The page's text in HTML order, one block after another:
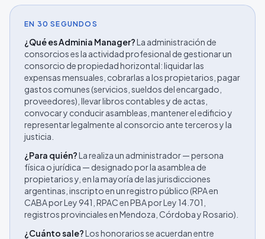
EN 30 SEGUNDOS
¿Qué es Adminia Manager?La administración de
consorcios es la actividad profesional de gestionar un
consorcio de propiedad horizontal: liquidar las
expensas mensuales, cobrarlas a los propietarios, pagar
gastos comunes (servicios, sueldos del encargado,
proveedores), llevar libros contables y de actas,
convocar y conducir asambleas, mantener el edificio y
representar legalmente al consorcio ante terceros y la
justicia.
¿Para quién?La realiza un administrador — persona
física o jurídica — designado por la asamblea de
propietarios y, en la mayoría de las jurisdicciones
argentinas, inscripto en un registro público (RPA en
CABA por Ley 941, RPAC en PBA por Ley 14.701,
registros provinciales en Mendoza, Córdoba y Rosario).
¿Cuánto sale?Los honorarios se acuerdan entre